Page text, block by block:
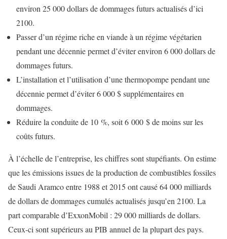
environ 25 000 dollars de dommages futurs actualisés d’ici
2100.
Passer d’un régime riche en viande à un régime végétarien
pendant une décennie permet d’éviter environ 6 000 dollars de
dommages futurs.
L’installation et l’utilisation d’une thermopompe pendant une
décennie permet d’éviter 6 000 $ supplémentaires en
dommages.
Réduire la conduite de 10 %, soit 6 000 $ de moins sur les
coûts futurs.
À l’échelle de l’entreprise, les chiffres sont stupéfiants. On estime
que les émissions issues de la production de combustibles fossiles
de Saudi Aramco entre 1988 et 2015 ont causé 64 000 milliards
de dollars de dommages cumulés actualisés jusqu’en 2100. La
part comparable d’ExxonMobil : 29 000 milliards de dollars.
Ceux-ci sont supérieurs au PIB annuel de la plupart des pays.